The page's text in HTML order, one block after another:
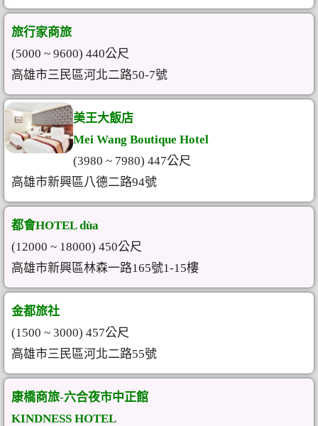
旅行家商旅
(5000 ~ 9600) 440公尺
高雄市三民區河北二路50-7號
美王大飯店
Mei Wang Boutique Hotel
(3980 ~ 7980) 447公尺
高雄市新興區八德二路94號
都會HOTEL dùa
(12000 ~ 18000) 450公尺
高雄市新興區林森一路165號1-15樓
金都旅社
(1500 ~ 3000) 457公尺
高雄市三民區河北二路55號
康橋商旅-六合夜市中正館
KINDNESS HOTEL